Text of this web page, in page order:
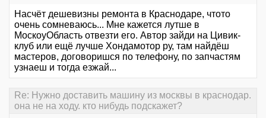
Насчёт дешевизны ремонта в Краснодаре, чтото
очень сомневаюсь... Мне кажется лутше в
МоскоуОбласть отвезти его. Автор зайди на Цивик-
клуб или ещё лучше Хондамотор ру, там найдёш
мастеров, договоришся по телефону, по запчастям
узнаеш и тогда езжай...
Re: Нужно доставить машину из москвы в краснодар.
она не на ходу. кто нибудь подскажет?